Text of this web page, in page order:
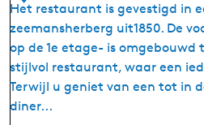
e
l
t
j
e
'
i
e
s
e
S
c
Het restaurant is gevestigd in
zeemansherberg uit1850. De
op de 1e etage- is
stijlvol restaurant, waar een
Terwijl u geniet van een tot in
diner...